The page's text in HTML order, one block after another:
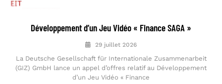
Développement d’un Jeu Vidéo « Finance SAGA »
29 juillet 2026
La Deutsche Gesellschaft für Internationale Zusammenarbeit
(GIZ) GmbH lance un appel d’offres relatif au Développement
d’un Jeu Vidéo « Finance